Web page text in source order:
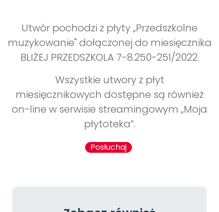
Utwór pochodzi z płyty „Przedszkolne
muzykowanie" dołączonej do miesięcznika
BLIŻEJ PRZEDSZKOLA 7-8.250-251/2022.
Wszystkie utwory z płyt
miesięcznikowych dostępne są również
on-line w serwisie streamingowym „Moja
płytoteka”.
Posłuchaj